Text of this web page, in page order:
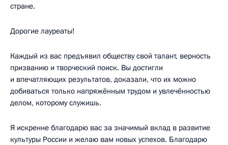
стране.
Дорогие лауреаты!
Каждый из вас предъявил обществу свой талант, верность
призванию и творческий поиск. Вы достигли
и впечатляющих результатов, доказали, что их можно
добиваться только напряжённым трудом и увлечённостью
делом, которому служишь.
Я искренне благодарю вас за значимый вклад в развитие
культуры России и желаю вам новых успехов. Благодарю